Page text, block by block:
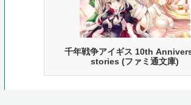
千年戦争アイギス 10th
stories (ファミ通文庫)